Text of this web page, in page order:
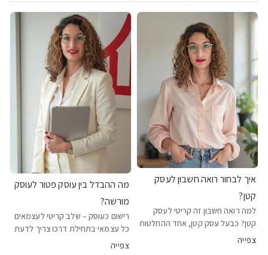
איך לבחור רואה חשבון לעסק
קטן?
למה רואה חשבון זה קריטי לעסק
קטן? כבעל עסק קטן, אחד ההחלטות
החשובות ביותר שתקבל היא בחירת
צפייה
מה ההבדל בין עוסק פטור לעוסק
מורשה?
רישום כעוסק – שלב קריטי לעצמאים
כל עצמאי בתחילת דרכו צריך לדעת
את ההבדל בין עוסק פטור לעוסק
צפייה